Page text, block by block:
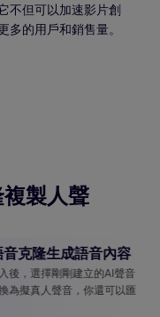
不但可以加速影片創
的用戶和銷售量。
製人聲
克隆生成語音內容
後，選擇剛剛建立的AI聲音
為擬真人聲音，你還可以匯